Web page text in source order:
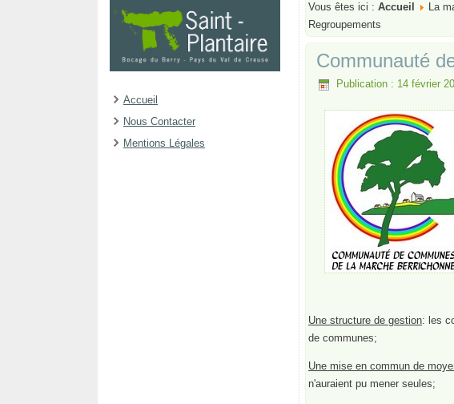
Accueil
Nous Contacter
Mentions Légales
Vous êtes ici : Accueil La
Regroupements
Communauté
Publication : 14 février
Une structure de gestion: les
de communes;
Une mise en commun de
n'auraient pu mener seules;